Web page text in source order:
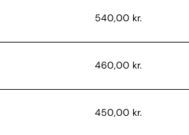
540,00 kr.
460,00 kr.
450,00 kr.